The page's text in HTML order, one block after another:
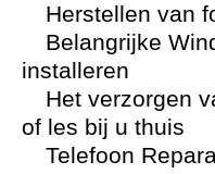
Herstellen van
Belangrijke
installeren
Het verzorgen
of les bij u thuis
Telefoon